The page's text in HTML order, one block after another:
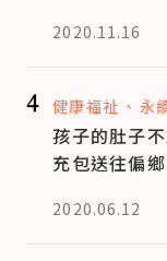
2020.11.16
4 健康福祉 永
孩子的肚子
充包送往偏
2020.06.12